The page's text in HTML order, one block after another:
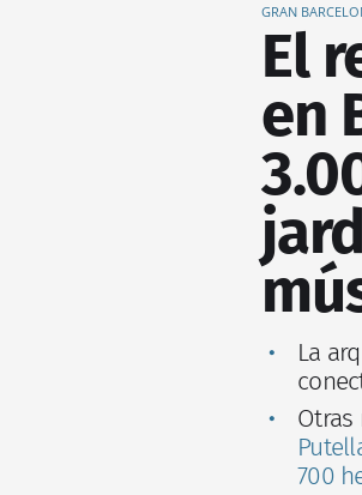
GRAN
El
en
La
Otras
700